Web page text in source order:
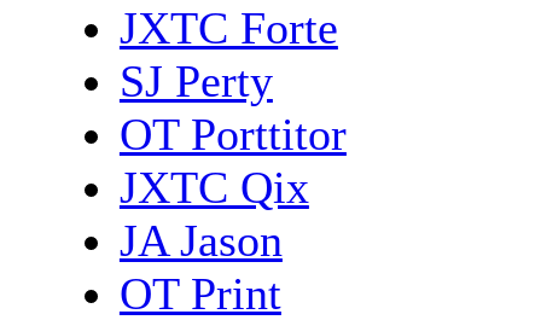
JXTC Forte
SJ Perty
OT Porttitor
JXTC Qix
JA Jason
OT Print